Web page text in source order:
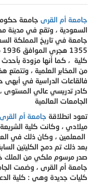
جامعة أم القرى جامعة
السعودية ، وتقع في مدينة
جامعة في تاريخ المملكة
كلية ، كما أنها مزودة بأحدث
من المخابر العلمية ، وتتمتع
فالقاعات الدراسية في أبهى
كادر تدريسي عالي المستوى
الجامعات العالمية
تعود انطلاقة جامعة أم القرى
ميلادي ، وكانت كلية الشريعة
بعد ذلك تم دمج الكليتين
صدر مرسوم ملكي من الملك
جامعة أم القرى ، وضمت
كليات جديدة وهي : كلية